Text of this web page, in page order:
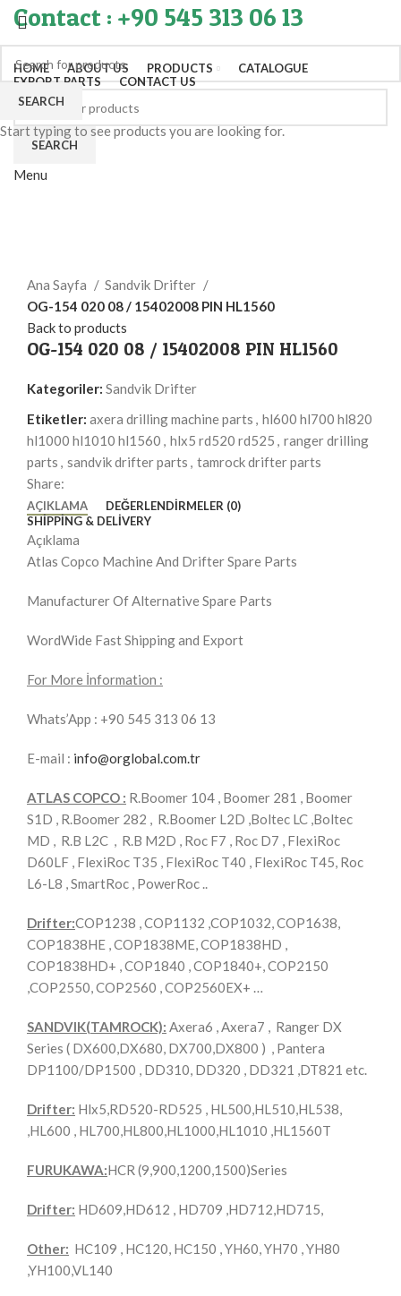
Contact : +90 545 313 06 13
HOME ABOUT US PRODUCTS
CATALOGUE
EXPORT PARTS
CONTACT US
SEARCH
Menu
Ana Sayfa
Sandvik Drifter
OG-154 020 08 / 15402008 PIN HL1560
Back to products
OG-154 020 08 / 15402008 PIN HL1560
Kategoriler: Sandvik Drifter
Etiketler: axera drilling machine parts , hl600 hl700 hl820
hl1000 hl1010 hl1560 , hlx5 rd520 rd525 , ranger drilling
parts , sandvik drifter parts , tamrock drifter parts
Share:
AÇIKLAMA
DEĞERLENDIRMELER (0)
SHIPPING & DELIVERY
Açıklama
Atlas Copco Machine And Drifter Spare Parts
Manufacturer Of Alternative Spare Parts
WordWide Fast Shipping and Export
For More İnformation :
Whats’App : +90 545 313 06 13
E-mail : info@orglobal.com.tr
ATLAS COPCO : R.Boomer 104 , Boomer 281 , Boomer
S1D , R.Boomer 282 , R.Boomer L2D ,Boltec LC ,Boltec
MD , R.B L2C , R.B M2D , Roc F7 , Roc D7 , FlexiRoc
D60LF , FlexiRoc T35 , FlexiRoc T40 , FlexiRoc T45, Roc
L6-L8 , SmartRoc , PowerRoc ..
Drifter:COP1238 , COP1132 ,COP1032, COP1638,
COP1838HE , COP1838ME, COP1838HD ,
COP1838HD+ , COP1840 , COP1840+, COP2150
,COP2550, COP2560 , COP2560EX+ …
SANDVIK(TAMROCK): Axera6 , Axera7 , Ranger DX
Series ( DX600,DX680, DX700,DX800 ) , Pantera
DP1100/DP1500 , DD310, DD320 , DD321 ,DT821 etc.
Drifter: Hlx5,RD520-RD525 , HL500,HL510,HL538,
,HL600 , HL700,HL800,HL1000,HL1010 ,HL1560T
FURUKAWA:HCR (9,900,1200,1500)Series
Drifter: HD609,HD612 , HD709 ,HD712,HD715,
Other: HC109 , HC120, HC150 , YH60, YH70 , YH80
,YH100,VL140
SEARCH
Start typing to see products you are looking for.